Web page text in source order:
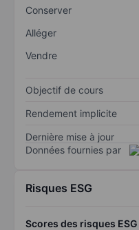
Conserver
Alléger
Vendre
Objectif de cours
Rendement implicite
Dernière mise à jour
Données fournies par
Risques ESG
Scores des risques ESG